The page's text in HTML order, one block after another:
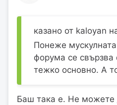
казано от kaloyan
Понеже
форума се свързва
тежко основно. А
Баш така е. Не можете